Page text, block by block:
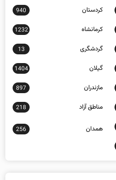
کردستان 940
کرمانشاه 1232
گردشگری 13
گیلان 1404
مازندران 897
مناطق آزاد 218
همدان 256